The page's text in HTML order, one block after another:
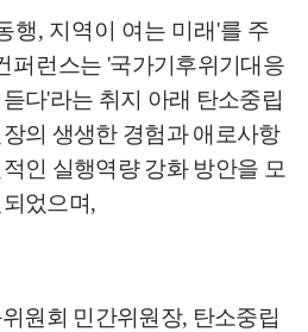
행, 지역이 여는 미래'를 주
퍼런스는'국가기후위기대응
다'라는 취지 아래 탄소중립
의 생생한 경험과 애로사항
인 실행역량 강화 방안을 모
었으며,
원회 민간위원장, 탄소중립